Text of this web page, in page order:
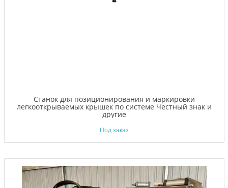
Станок для позиционирования и маркировки
легкооткрываемых крышек по системе Честный знак и
другие
Под заказ